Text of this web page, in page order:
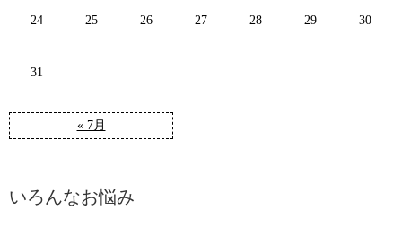
« 7月
24 25 26 27 28 29 30
31
いろんなお悩み